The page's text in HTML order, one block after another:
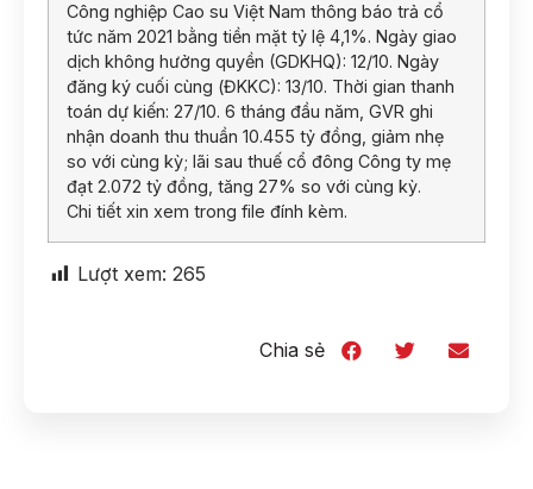
Công nghiệp Cao su Việt Nam thông báo trả cổ
tức năm 2021 bằng tiền mặt tỷ lệ 4,1%. Ngày giao
dịch không hưởng quyền (GDKHQ): 12/10. Ngày
đăng ký cuối cùng (ĐKKC): 13/10. Thời gian thanh
toán dự kiến: 27/10. 6 tháng đầu năm, GVR ghi
nhận doanh thu thuần 10.455 tỷ đồng, giảm nhẹ
so với cùng kỳ; lãi sau thuế cổ đông Công ty mẹ
đạt 2.072 tỷ đồng, tăng 27% so với cùng kỳ.
Chi tiết xin xem trong file đính kèm.
Lượt xem: 265
Chia sẻ